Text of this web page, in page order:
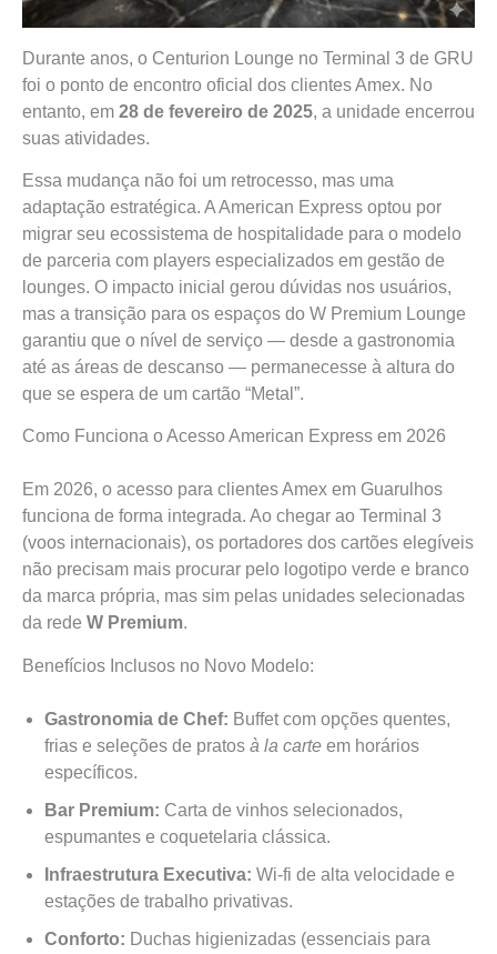
Durante anos, o Centurion Lounge no Terminal 3 de GRU
foi o ponto de encontro oficial dos clientes Amex. No
entanto, em 28 de fevereiro de 2025, a unidade encerrou
suas atividades.
Essa mudança não foi um retrocesso, mas uma
adaptação estratégica. A American Express optou por
migrar seu ecossistema de hospitalidade para o modelo
de parceria com players especializados em gestão de
lounges. O impacto inicial gerou dúvidas nos usuários,
mas a transição para os espaços do W Premium Lounge
garantiu que o nível de serviço — desde a gastronomia
até as áreas de descanso — permanecesse à altura do
que se espera de um cartão “Metal”.
Como Funciona o Acesso American Express em 2026
Em 2026, o acesso para clientes Amex em Guarulhos
funciona de forma integrada. Ao chegar ao Terminal 3
(voos internacionais), os portadores dos cartões elegíveis
não precisam mais procurar pelo logotipo verde e branco
da marca própria, mas sim pelas unidades selecionadas
da rede W Premium.
Benefícios Inclusos no Novo Modelo:
Gastronomia de Chef: Buffet com opções quentes,
frias e seleções de pratos à la carte em horários
específicos.
Bar Premium: Carta de vinhos selecionados,
espumantes e coquetelaria clássica.
Infraestrutura Executiva: Wi-fi de alta velocidade e
estações de trabalho privativas.
Conforto: Duchas higienizadas (essenciais para